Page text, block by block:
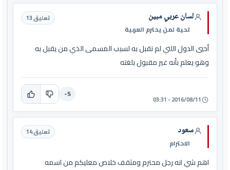
لسان عربي مبين
تحية لمن يحترم العربية
تعليق 13
أحيي الدول اللتي لم تقبل به لسبب المسمى الذي من يقبل به
وهو يعلم بأنه غير مقبول بلغته
2016/08/11 - 03:31
-5
سعود
الاحترام
تعليق 14
اهم شي انه رجل محترم ومثقف خلاص معليكم من اسمه